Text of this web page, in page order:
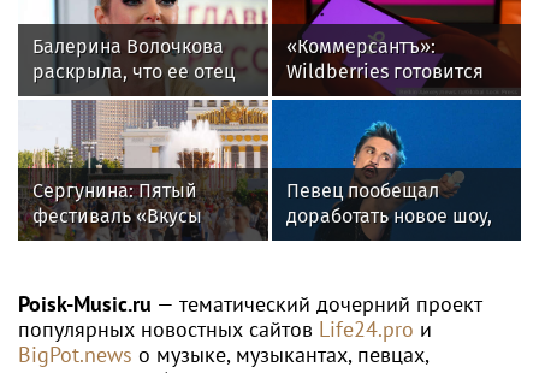
Балерина Волочкова
раскрыла, что ее отец
не может
восстановиться после
инсульта
«Коммерсантъ»:
Wildberries готовится
запустить собственный
мессенджер
Сергунина: Пятый
фестиваль «Вкусы
России» пройдет в
Певец пообещал
доработать новое шоу,
подвергнутое критике
Poisk-Music.ru — тематический дочерний проект
популярных новостных сайтов Life24.pro и
BigPot.news о музыке, музыкантах, певцах,